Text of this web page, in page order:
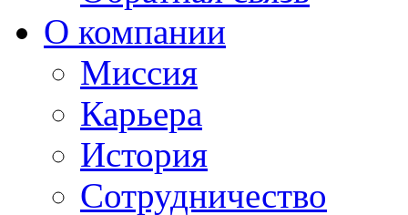
О компании
Миссия
Карьера
История
Сотрудничество